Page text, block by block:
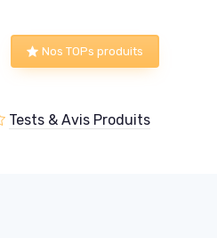
Nos TOPs produits
Tests & Avis Produits